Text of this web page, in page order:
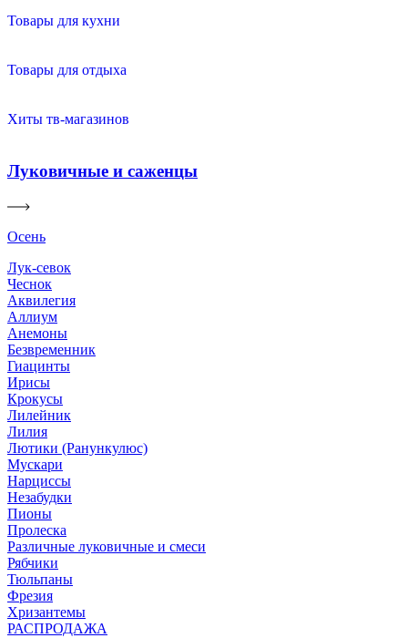
Товары для кухни
Товары для отдыха
Хиты тв-магазинов
Луковичные и саженцы
Осень
Лук-севок
Чеснок
Аквилегия
Аллиум
Анемоны
Безвременник
Гиацинты
Ирисы
Крокусы
Лилейник
Лилия
Лютики (Ранункулюс)
Мускари
Нарцисcы
Незабудки
Пионы
Пролеска
Различные луковичные и смеси
Рябчики
Тюльпаны
Фрезия
Хризантемы
РАСПРОДАЖА